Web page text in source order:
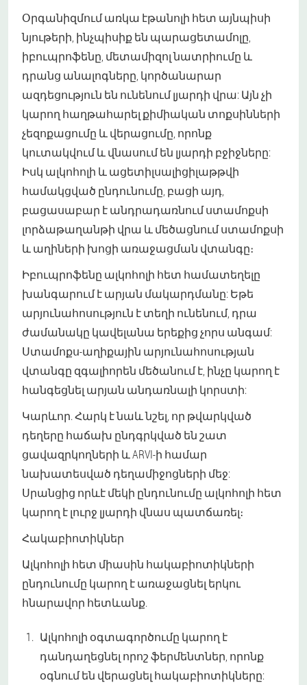
Օրգանիզմում առկա էթանոլի հետ այնպիսի
նյութերի, ինչպիսիք են պարացետամոլը,
իբուպրոֆենը, մետամիզոլ նատրիումը և
դրանց անալոգները, կործանարար
ազդեցություն են ունենում լյարդի վրա: Այն չի
կարող հաղթահարել քիմիական տոքսինների
չեզոքացումը և վերացումը, որոնք
կուտակվում և վնասում են լյարդի բջիջները:
Իսկ ալկոհոլի և ացետիլսալիցիլաթթվի
համակցված ընդունումը, բացի այդ,
բացասաբար է անդրադառնում ստամոքսի
լորձաթաղանթի վրա և մեծացնում ստամոքսի
և աղիների խոցի առաջացման վտանգը։
Իբուպրոֆենը ալկոհոլի հետ համատեղելը
խանգարում է արյան մակարդմանը: Եթե
արյունահոսություն է տեղի ունենում, դրա
ժամանակը կավելանա երեքից չորս անգամ:
Ստամոքս-աղիքային արյունահոսության
վտանգը զգալիորեն մեծանում է, ինչը կարող է
հանգեցնել արյան անդառնալի կորստի:
Կարևոր. Հարկ է նաև նշել, որ թվարկված
դեղերը հաճախ ընդգրկված են շատ
ցավազրկողների և ARVI-ի համար
նախատեսված դեղամիջոցների մեջ:
Սրանցից որևէ մեկի ընդունումը ալկոհոլի հետ
կարող է լուրջ լյարդի վնաս պատճառել։
Հակաբիոտիկներ
Ալկոհոլի հետ միասին հակաբիոտիկների
ընդունումը կարող է առաջացնել երկու
հնարավոր հետևանք.
Ալկոհոլի օգտագործումը կարող է
դանդաղեցնել որոշ ֆերմենտներ, որոնք
օգնում են վերացնել հակաբիոտիկները: